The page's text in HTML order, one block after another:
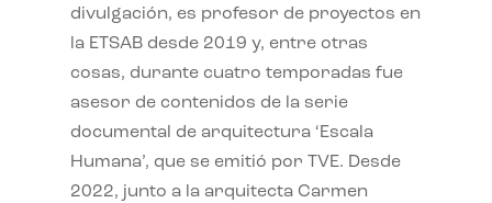
divulgación, es profesor de proyectos en
la ETSAB desde 2019 y, entre otras
cosas, durante cuatro temporadas fue
asesor de contenidos de la serie
documental de arquitectura ‘Escala
Humana’, que se emitió por TVE. Desde
2022, junto a la arquitecta Carmen